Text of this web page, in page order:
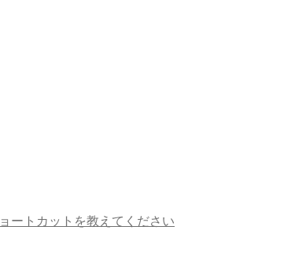
ートカットを教えてください